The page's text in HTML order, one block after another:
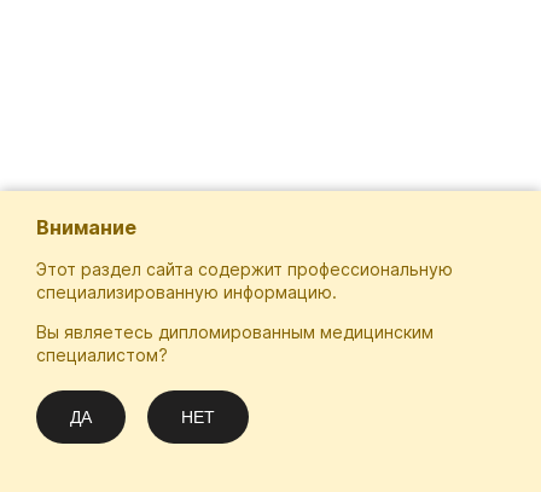
Внимание
Этот раздел сайта содержит профессиональную
специализированную информацию.
Вы являетесь дипломированным медицинским
специалистом?
ДА НЕТ
Отечественная Школа Онкологов
Email
info@practical-oncology.ru